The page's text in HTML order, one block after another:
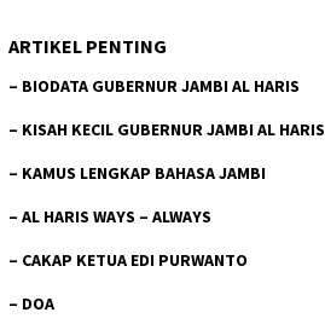
ARTIKEL PENTING
– BIODATA GUBERNUR JAMBI AL HARIS
– KISAH KECIL GUBERNUR JAMBI AL HARIS
– KAMUS LENGKAP BAHASA JAMBI
– AL HARIS WAYS – ALWAYS
– CAKAP KETUA EDI PURWANTO
– DOA